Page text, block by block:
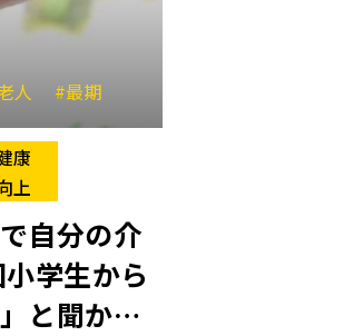
人 #最期
康
上
自分の介
学生から
と聞かれ